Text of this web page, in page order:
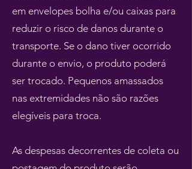
em envelopes bolha e/ou caixas para
reduzir o risco de danos durante o
transporte. Se o dano tiver ocorrido
durante o envio, o produto poderá
ser trocado. Pequenos amassados
nas extremidades não são razões
elegíveis para troca.
As despesas decorrentes de coleta ou